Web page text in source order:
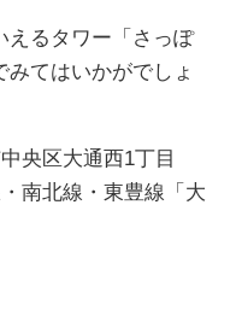
えるタワー「さっぽ
てはいかがでしょ
区大通西1丁目
北線・東豊線「大